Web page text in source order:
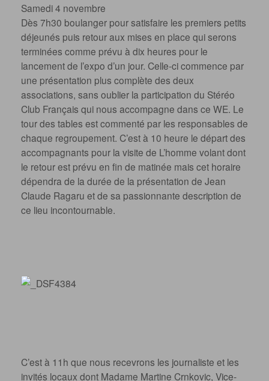
Samedi 4 novembre
Dès 7h30 boulanger pour satisfaire les premiers petits
déjeunés puis retour aux mises en place qui serons
terminées comme prévu à dix heures pour le
lancement de l’expo d’un jour. Celle-ci commence par
une présentation plus complète des deux
associations, sans oublier la participation du Stéréo
Club Français qui nous accompagne dans ce WE. Le
tour des tables est commenté par les responsables de
chaque regroupement. C’est à 10 heure le départ des
accompagnants pour la visite de L’homme volant dont
le retour est prévu en fin de matinée mais cet horaire
dépendra de la durée de la présentation de Jean
Claude Ragaru et de sa passionnante description de
ce lieu incontournable.
C’est à 11h que nous recevrons les journaliste et les
invités locaux dont Madame Martine Crnkovic, Vice-